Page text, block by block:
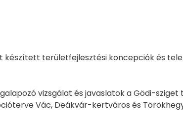
területfejlesztési koncepciók és
vizsgálat és javaslatok a Gödi-sziget
Vác, Deákvár-kertváros és